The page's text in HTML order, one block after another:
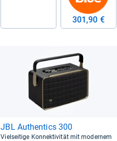
301,90 €
JBL Authen­tics 300
Vielseitige Konnektivität mit modernem